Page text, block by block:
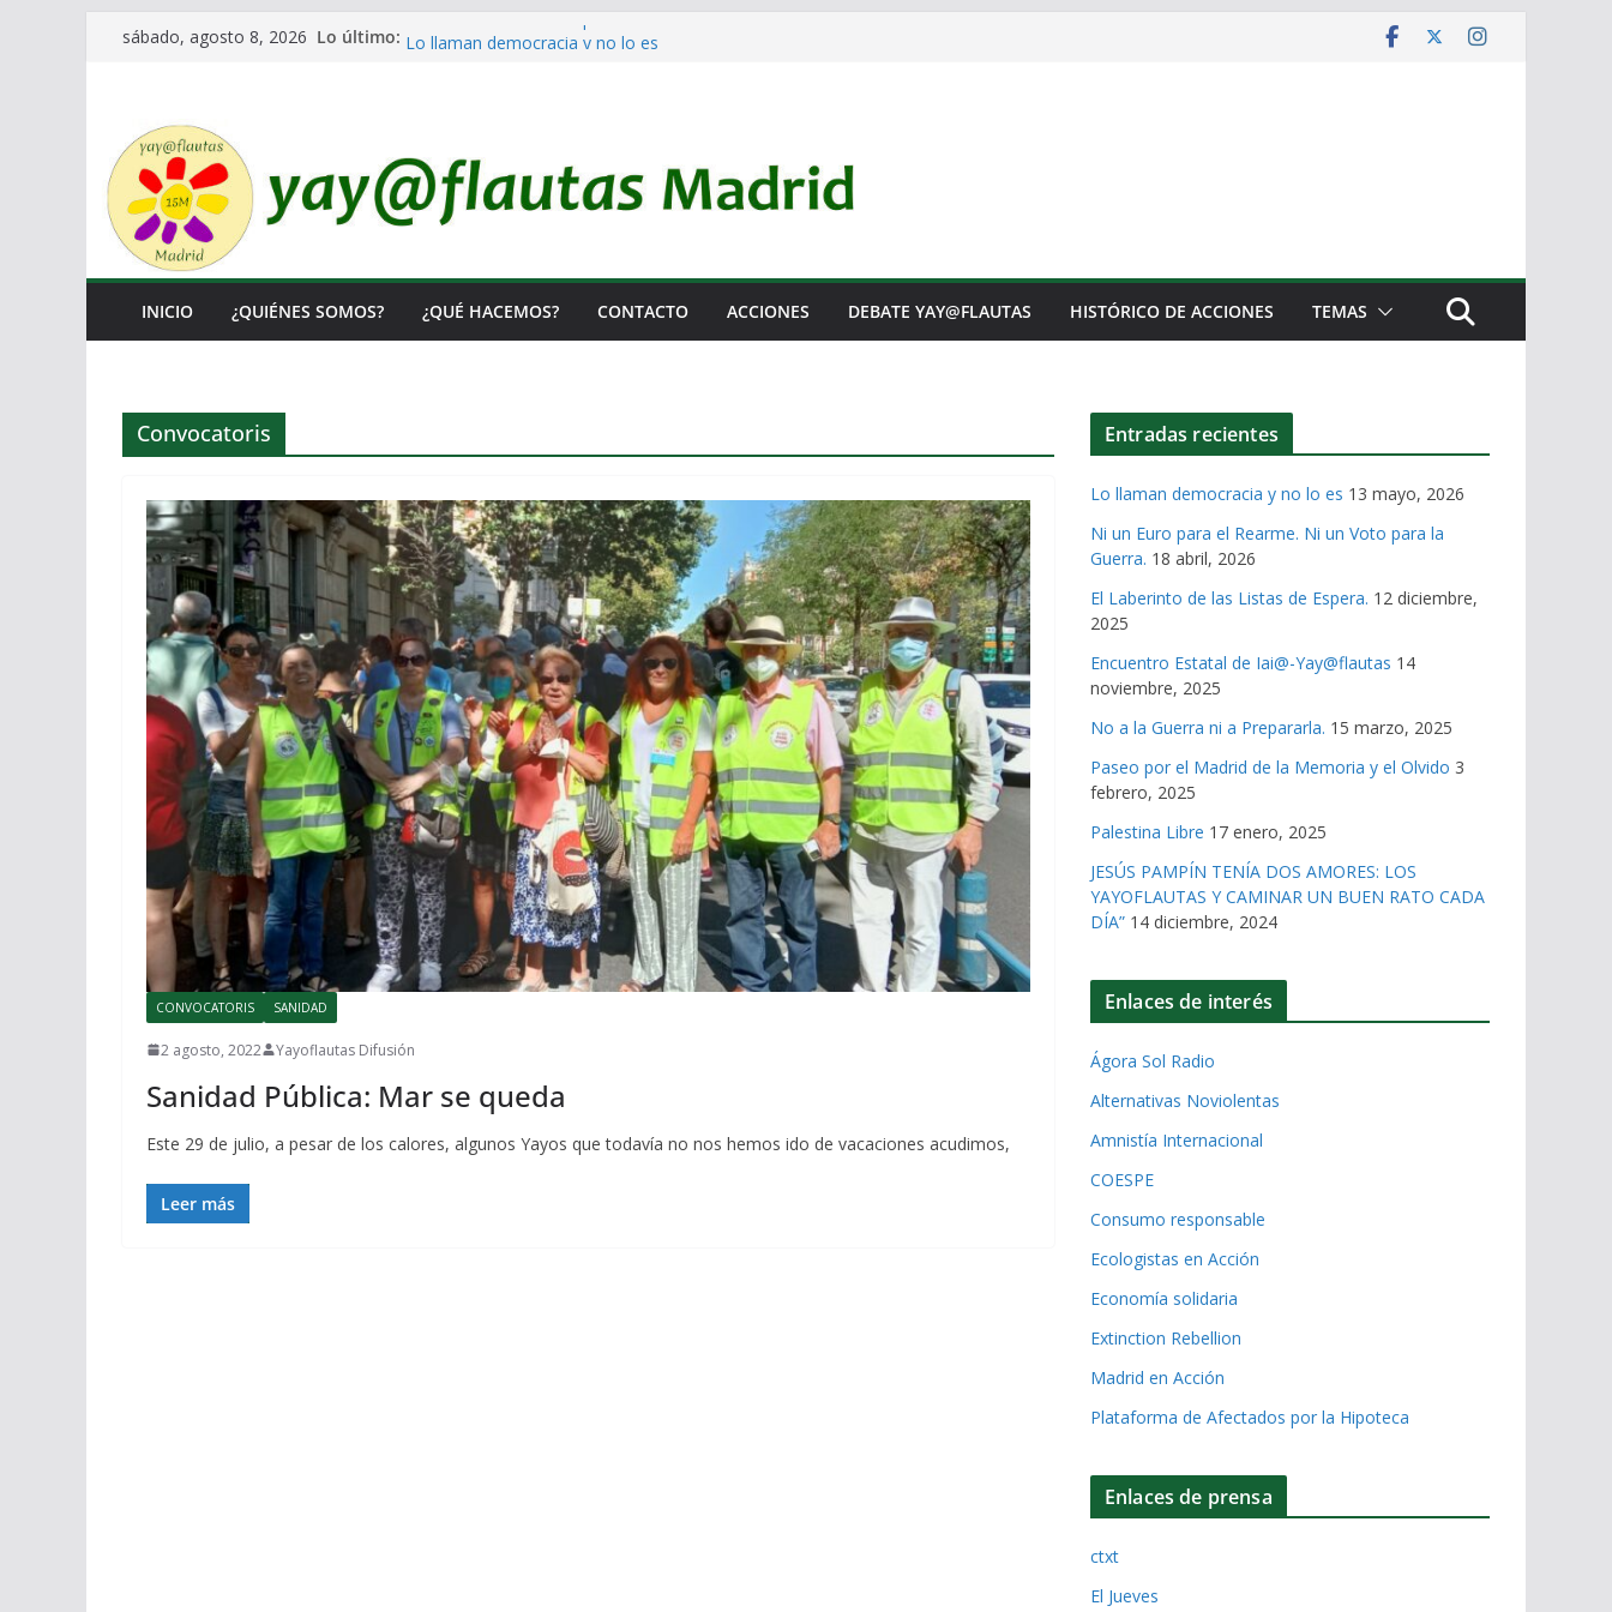
Saltarsábado, agosto 8, 2026 Lo último: No a la Guerra ni a Prepararla.
Lo llaman democracia y no lo es
INICIO ¿QUIÉNES SOMOS? ¿QUÉ HACEMOS? CONTACTO ACCIONES DEBATE YAY@FLAUTAS HISTÓRICO DE ACCIONES TEMAS
Convocatoris
CONVOCATORIS SANIDAD
2 agosto, 2022 Yayoflautas Difusión
Sanidad Pública: Mar se queda
Este 29 de julio, a pesar de los calores, algunos Yayos que todavía no nos hemos ido de vacaciones acudimos,
Leer más
Entradas recientes
Lo llaman democracia y no lo es 13 mayo, 2026
Ni un Euro para el Rearme. Ni un Voto para la
Guerra. 18 abril, 2026
El Laberinto de las Listas de Espera. 12 diciembre,
2025
Encuentro Estatal de Iai@-Yay@flautas 14
noviembre, 2025
No a la Guerra ni a Prepararla. 15 marzo, 2025
Paseo por el Madrid de la Memoria y el Olvido 3
febrero, 2025
Palestina Libre 17 enero, 2025
JESÚS PAMPÍN TENÍA DOS AMORES: LOS
YAYOFLAUTAS Y CAMINAR UN BUEN RATO CADA
DÍA” 14 diciembre, 2024
Enlaces de interés
Ágora Sol Radio
Alternativas Noviolentas
Amnistía Internacional
COESPE
Consumo responsable
Ecologistas en Acción
Economía solidaria
Extinction Rebellion
Madrid en Acción
Plataforma de Afectados por la Hipoteca
Enlaces de prensa
ctxt
El Jueves